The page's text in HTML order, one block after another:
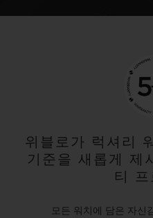
위블로가 럭셔리
기준을 새롭게 제
티 프
모든 워치에 담은 자신